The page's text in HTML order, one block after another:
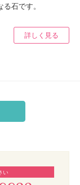
石です。
詳しく見る
い